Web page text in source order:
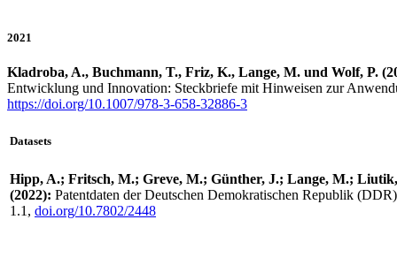
2021
Kladroba, A., Buchmann, T., Friz, K., Lange, M. und Wolf, P.
Entwicklung und Innovation: Steckbriefe mit Hinweisen zur
https://doi.org/10.1007/978-3-658-32886-3
Datasets
Hipp, A.; Fritsch, M.; Greve, M.; Günther, J.; Lange, M.;
(2022): Patentdaten der Deutschen Demokratischen Republik
1.1, doi.org/10.7802/2448